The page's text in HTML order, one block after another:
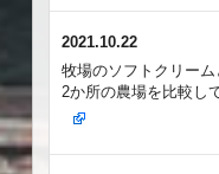
2021.10.22
牧場のソフトクリー
2か所の農場を比較し